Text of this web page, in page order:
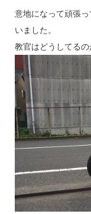
意地になって頑張
いました。
教官はどうしてる